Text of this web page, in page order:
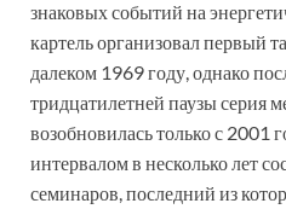
знаковых событий на
картель организовал первый
далеком 1969 году, однако
тридцатилетней паузы серия
возобновилась только с 2001
интервалом в несколько лет
семинаров, последний из